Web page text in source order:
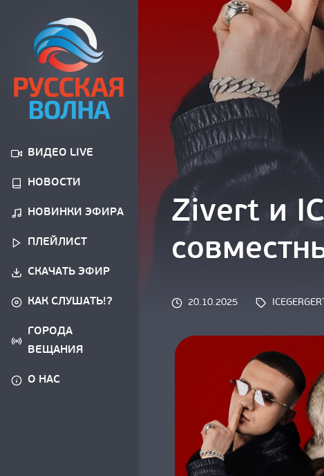
ВИДЕО LIVE
НОВОСТИ
НОВИНКИ ЭФИРА
ПЛЕЙЛИСТ
СКАЧАТЬ ЭФИР
КАК СЛУШАТЬ!?
ГОРОДА
ВЕЩАНИЯ
О НАС
Zivert и
20.10.2025 Tags: